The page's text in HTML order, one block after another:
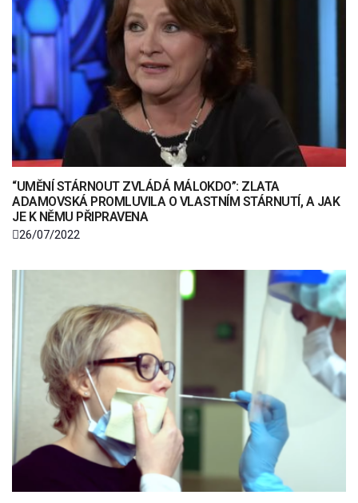
“UMĚNÍ STÁRNOUT ZVLÁDÁ MÁLOKDO”: ZLATA
ADAMOVSKÁ PROMLUVILA O VLASTNÍM STÁRNUTÍ, A JAK
JE K NĚMU PŘIPRAVENA
26/07/2022